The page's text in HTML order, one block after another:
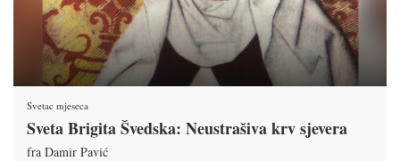
Svetac mjeseca
Sveta Brigita Švedska: Neustrašiva krv sjevera
fra Damir Pavić